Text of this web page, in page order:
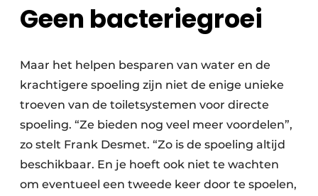
Geen bacteriegroei
Maar het helpen besparen van water en de
krachtigere spoeling zijn niet de enige unieke
troeven van de toiletsystemen voor directe
spoeling. “Ze bieden nog veel meer voordelen”,
zo stelt Frank Desmet. “Zo is de spoeling altijd
beschikbaar. En je hoeft ook niet te wachten
om eventueel een tweede keer door te spoelen,